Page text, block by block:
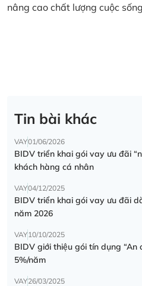
nâng cao chất lượng cuộc
Tin bài khác
VAY01/06/2026
BIDV triển khai gói vay ưu đãi
khách hàng cá nhân
VAY04/12/2025
BIDV triển khai gói vay ưu đãi
năm 2026
VAY10/10/2025
BIDV giới thiệu gói tín dụng “An
5%/năm
VAY26/03/2025